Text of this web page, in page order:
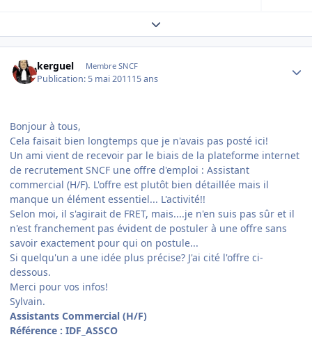
Expand topic overview
kerguel Membre SNCF
Publication: 5 mai 201115 ans
Bonjour à tous,
Cela faisait bien longtemps que je n'avais pas posté ici!
Un ami vient de recevoir par le biais de la plateforme internet
de recrutement SNCF une offre d'emploi : Assistant
commercial (H/F). L'offre est plutôt bien détaillée mais il
manque un élément essentiel... L'activité!!
Selon moi, il s'agirait de FRET, mais....je n'en suis pas sûr et il
n'est franchement pas évident de postuler à une offre sans
savoir exactement pour qui on postule...
Si quelqu'un a une idée plus précise? J'ai cité l'offre ci-
dessous.
Merci pour vos infos!
Sylvain.
Assistants Commercial (H/F)
Référence : IDF_ASSCO